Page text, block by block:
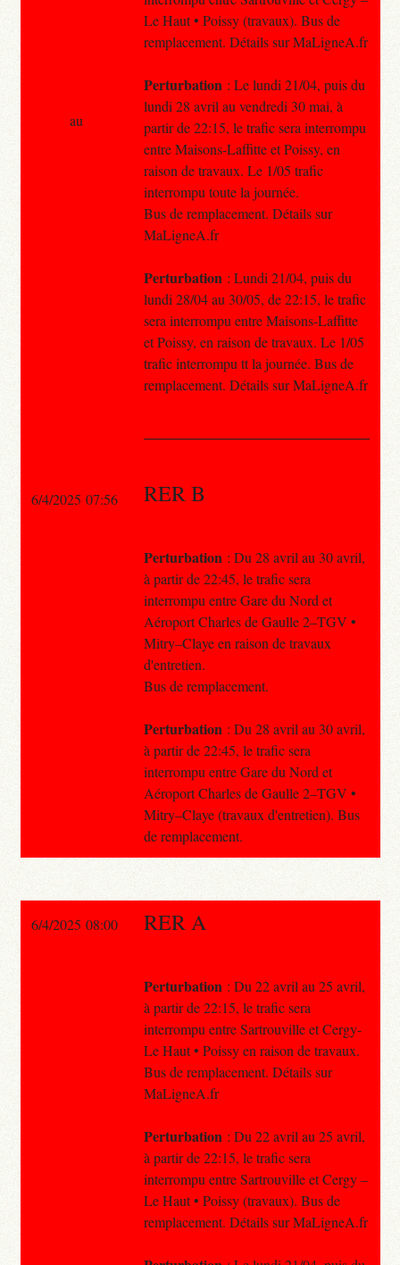
Le Haut • Poissy (travaux). Bus de
remplacement. Détails sur MaLigneA.fr
Perturbation : Le lundi 21/04, puis du
lundi 28 avril au vendredi 30 mai, à
partir de 22:15, le trafic sera interrompu
entre Maisons-Laffitte et Poissy, en
raison de travaux. Le 1/05 trafic
interrompu toute la journée.
Bus de remplacement. Détails sur
MaLigneA.fr
Perturbation : Lundi 21/04, puis du
lundi 28/04 au 30/05, de 22:15, le trafic
sera interrompu entre Maisons-Laffitte
et Poissy, en raison de travaux. Le 1/05
trafic interrompu tt la journée. Bus de
remplacement. Détails sur MaLigneA.fr
RER B
Perturbation : Du 28 avril au 30 avril,
à partir de 22:45, le trafic sera
interrompu entre Gare du Nord et
Aéroport Charles de Gaulle 2–TGV •
Mitry–Claye en raison de travaux
d'entretien.
Bus de remplacement.
Perturbation : Du 28 avril au 30 avril,
à partir de 22:45, le trafic sera
interrompu entre Gare du Nord et
Aéroport Charles de Gaulle 2–TGV •
Mitry–Claye (travaux d'entretien). Bus
de remplacement.
au
6/4/2025 07:56
6/4/2025 08:00 RER A
Perturbation : Du 22 avril au 25 avril,
à partir de 22:15, le trafic sera
interrompu entre Sartrouville et Cergy-
Le Haut • Poissy en raison de travaux.
Bus de remplacement. Détails sur
MaLigneA.fr
Perturbation : Du 22 avril au 25 avril,
à partir de 22:15, le trafic sera
interrompu entre Sartrouville et Cergy –
Le Haut • Poissy (travaux). Bus de
remplacement. Détails sur MaLigneA.fr